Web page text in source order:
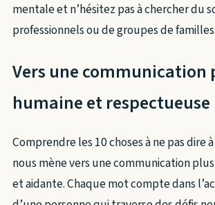
mentale et n’hésitez pas à chercher du
professionnels ou de groupes de familles.
Vers une communication
humaine et respectueuse
Comprendre les 10 choses à ne pas dire
nous mène vers une communication
et aidante. Chaque mot compte dans